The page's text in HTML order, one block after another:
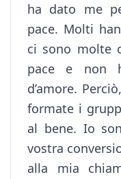
ha dato me
pace. Molti
ci sono molte
pace e non
d’amore.
formate i
al bene. Io
vostra
alla mia